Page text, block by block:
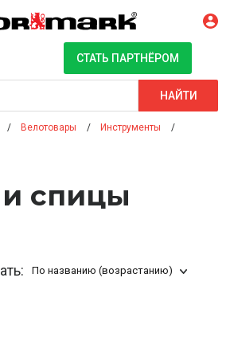
СТАТЬ ПАРТНЁРОМ
НАЙТИ
Велотовары
Инструменты
спицы
По названию (возрастанию)